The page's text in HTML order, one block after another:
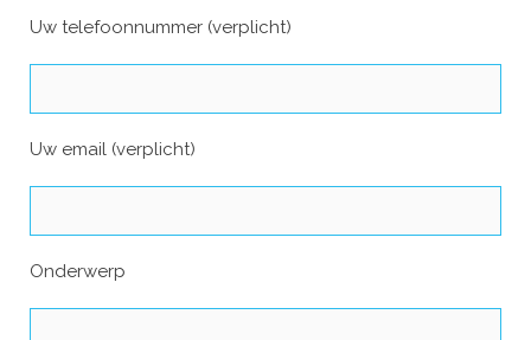
Uw telefoonnummer (verplicht)
Uw email (verplicht)
Onderwerp